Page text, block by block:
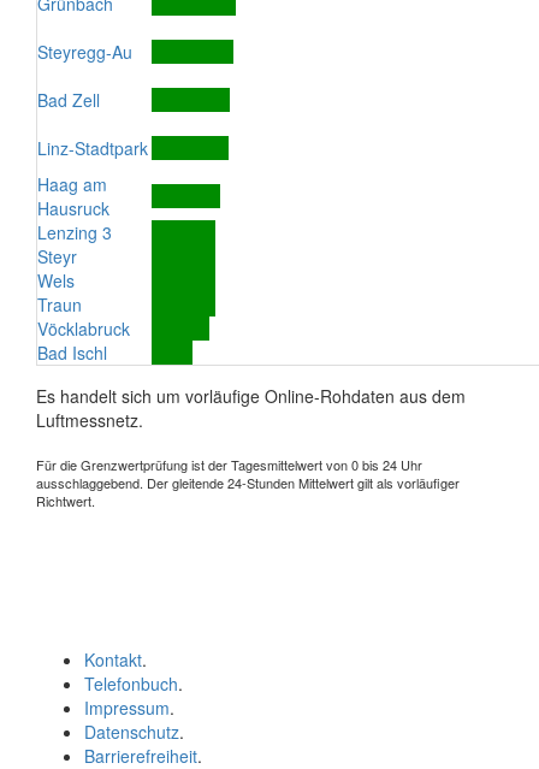
Steyregg-Au
Bad Zell
Linz-Stadtpark
Haag am
Hausruck
Lenzing 3
Steyr
Wels
Traun
Vöcklabruck
Bad Ischl
Es handelt sich um vorläufige Online-Rohdaten aus dem
Luftmessnetz.
Für die Grenzwertprüfung ist der Tagesmittelwert von 0 bis 24 Uhr
ausschlaggebend. Der gleitende 24-Stunden Mittelwert gilt als vorläufiger
Richtwert.
Kontakt.
Telefonbuch.
Impressum.
Datenschutz.
Barrierefreiheit.